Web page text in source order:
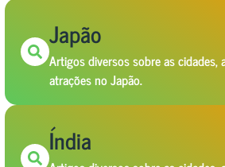
Japão
Artigos diversos sobre as cidades,
atrações no Japão.
Índia